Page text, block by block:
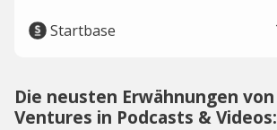
Startbase
Die neusten Erwähnungen
Ventures in Podcasts & Videos: